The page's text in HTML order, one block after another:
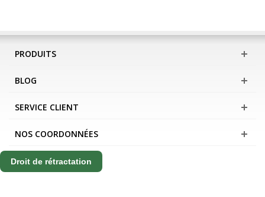
PRODUITS
BLOG
SERVICE CLIENT
NOS COORDONNÉES
Droit de rétractation